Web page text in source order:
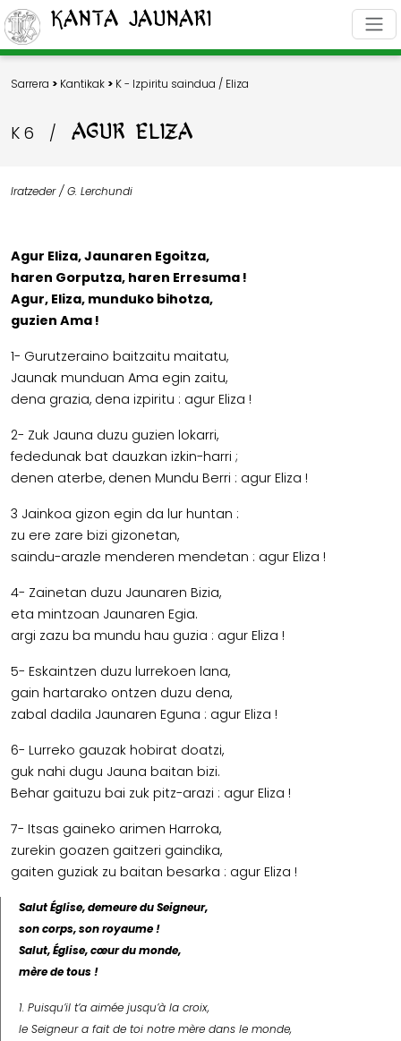
Kanta Jaunari
Sarrera > Kantikak > K - Izpiritu saindua / Eliza
K 6 / AGUR ELIZA
Iratzeder / G. Lerchundi
Agur Eliza, Jaunaren Egoitza,
haren Gorputza, haren Erresuma !
Agur, Eliza, munduko bihotza,
guzien Ama !
1- Gurutzeraino baitzaitu maitatu,
Jaunak munduan Ama egin zaitu,
dena grazia, dena izpiritu : agur Eliza !
2- Zuk Jauna duzu guzien lokarri,
fededunak bat dauzkan izkin-harri ;
denen aterbe, denen Mundu Berri : agur Eliza !
3 Jainkoa gizon egin da lur huntan :
zu ere zare bizi gizonetan,
saindu-arazle menderen mendetan : agur Eliza !
4- Zainetan duzu Jaunaren Bizia,
eta mintzoan Jaunaren Egia.
argi zazu ba mundu hau guzia : agur Eliza !
5- Eskaintzen duzu lurrekoen lana,
gain hartarako ontzen duzu dena,
zabal dadila Jaunaren Eguna : agur Eliza !
6- Lurreko gauzak hobirat doatzi,
guk nahi dugu Jauna baitan bizi.
Behar gaituzu bai zuk pitz-arazi : agur Eliza !
7- Itsas gaineko arimen Harroka,
zurekin goazen gaitzeri gaindika,
gaiten guziak zu baitan besarka : agur Eliza !
Salut Église, demeure du Seigneur,
son corps, son royaume !
Salut, Église, cœur du monde,
mère de tous !
1. Puisqu’il t’a aimée jusqu’à la croix,
le Seigneur a fait de toi notre mère dans le monde,